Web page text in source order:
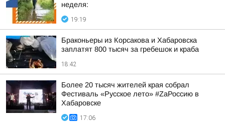
неделя:
19:19
Браконьеры из Корсакова и Хабаровска
заплатят 800 тысяч за гребешок и краба
18:42
Более 20 тысяч жителей края собрал
Фестиваль «Русское лето» #ZaРоссию в
Хабаровске
17:06